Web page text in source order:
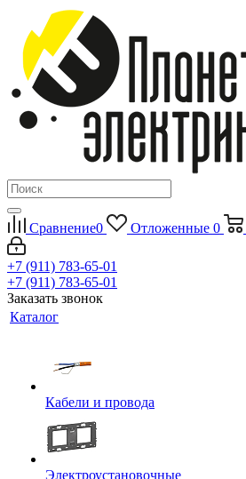
Сравнение0 Отложенные 0
+7 (911) 783-65-01
+7 (911) 783-65-01
Заказать звонок
Каталог
Кабели и провода
Электроустановочные